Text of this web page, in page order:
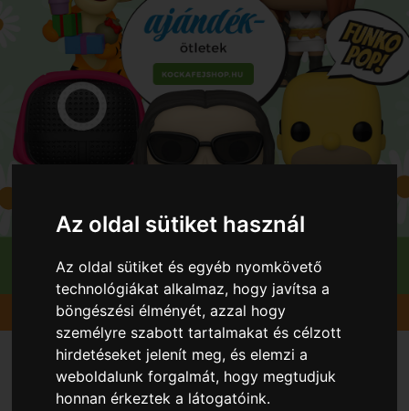
Az oldal sütiket használ
Az oldal sütiket és egyéb nyomkövető
technológiákat alkalmaz, hogy javítsa a
böngészési élményét, azzal hogy
személyre szabott tartalmakat és célzott
hirdetéseket jelenít meg, és elemzi a
weboldalunk forgalmát, hogy megtudjuk
honnan érkeztek a látogatóink.
Gyümölcsök Őszibarack Genadix 4